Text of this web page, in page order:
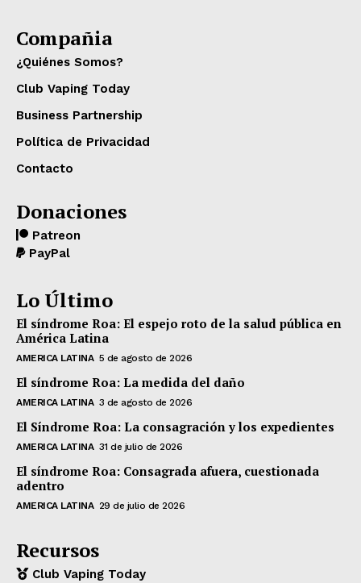
Compañia
¿Quiénes Somos?
Club Vaping Today
Business Partnership
Política de Privacidad
Contacto
Donaciones
Patreon
PayPal
Lo Último
El síndrome Roa: El espejo roto de la salud pública en
América Latina
AMERICA LATINA 5 de agosto de 2026
El síndrome Roa: La medida del daño
AMERICA LATINA 3 de agosto de 2026
El Síndrome Roa: La consagración y los expedientes
AMERICA LATINA 31 de julio de 2026
El síndrome Roa: Consagrada afuera, cuestionada
adentro
AMERICA LATINA 29 de julio de 2026
Recursos
Club Vaping Today